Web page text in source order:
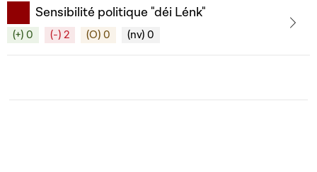
Sensibilité politique "déi Lénk"
(+) 0 (-) 2 (O) 0 (nv) 0